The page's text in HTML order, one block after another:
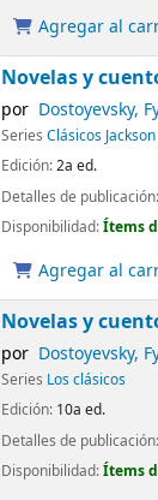
Agregar al
Novelas y
por Dostoyevsky,
SeriesClásicos Jackson
Edición:2a ed.
Detalles de publicación:
Disponibilidad:Ítems
Agregar al
Novelas y
por Dostoyevsky,
Series Los clásicos
Edición: 10a ed.
Detalles de publicación:
Disponibilidad:Ítems